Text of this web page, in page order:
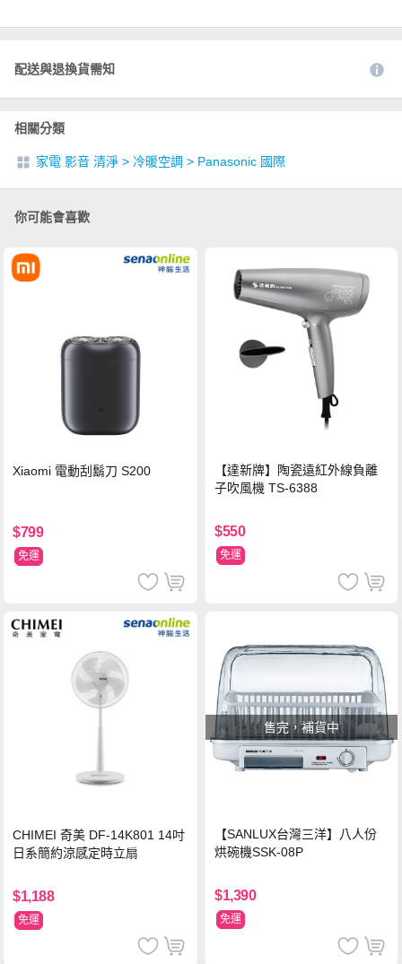
配送與退換貨需知
相關分類
家電 影音 清淨 > 冷暖空調 > Panasonic 國際
你可能會喜歡
Xiaomi 電動刮鬍刀 S200
$799
免運
【達新牌】陶瓷遠紅外線負離
子吹風機 TS-6388
$550
免運
CHIMEI 奇美 DF-14K801 14吋
日系簡約涼感定時立扇
$1,188
免運
售完，補貨中
【SANLUX台灣三洋】八人份
烘碗機SSK-08P
$1,390
免運